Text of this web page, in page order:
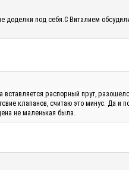
доделки под себя.С Виталием
вставляется распорный прут,
клапанов, считаю это минус. Да
не маленькая была.